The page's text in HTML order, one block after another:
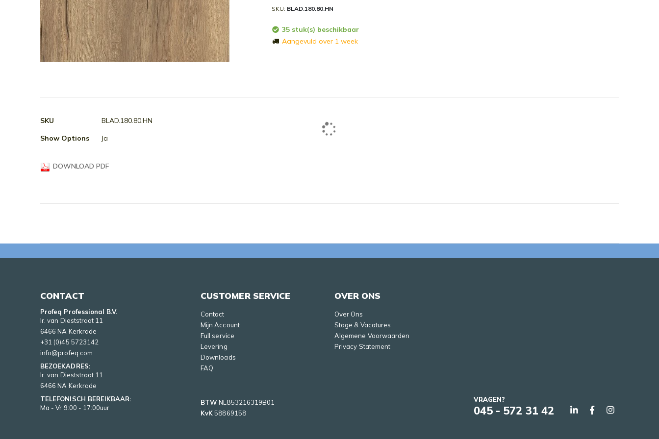
de
afbeeldingen-
SKU BLAD.180.80.HN
35 stuk(s) beschikbaar
Aangevuld over 1 week
Meer
SKU
BLAD.180.80.HN
Show Options
Ja
DOWNLOAD PDF
CONTACT
Profeq Professional B.V.
Ir. van Dieststraat 11
6466 NA Kerkrade
+31 (0)45 5723142
info@profeq.com
BEZOEKADRES:
Ir. van Dieststraat 11
6466 NA Kerkrade
TELEFONISCH BEREIKBAAR:
Ma - Vr 9:00 - 17:00uur
CUSTOMER SERVICE
Contact
Mijn Account
Full service
Levering
Downloads
FAQ
BTW NL853216319B01
KvK58869158
OVER ONS
Over Ons
Stage & Vacatures
Algemene Voorwaarden
Privacy Statement
VRAGEN?
045 - 572 31 42